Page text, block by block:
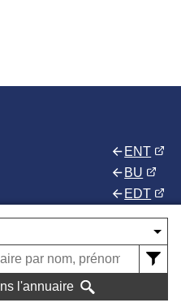
ENT
BU
EDT
l'annuaire